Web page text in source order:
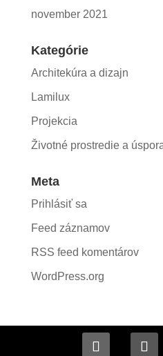
november 2021
Kategórie
Architekúra a dizajn
Lamilux
Projekcia
Životné prostredie a
Meta
Prihlásiť sa
Feed záznamov
RSS feed komentárov
WordPress.org